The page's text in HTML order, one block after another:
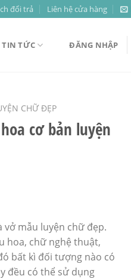
đổi trả Liên hệ cửa hàng
TIN TỨC ĐĂNG NHẬP
CHỮ ĐẸP
cơ bản luyện
vở mẫu luyện chữ đẹp.
hoa, chữ nghệ thuật,
bất kì đối tượng nào có
đều có thể sử dụng